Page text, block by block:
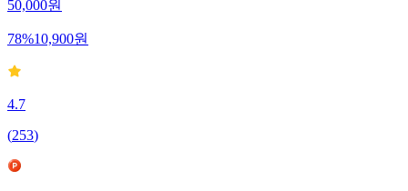
50,000원
78%10,900원
4.7
(253)